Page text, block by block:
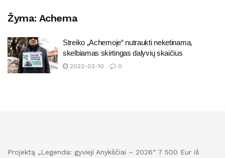
Žyma: Achema
Streiko „Achemoje“ nutraukti neketinama,
skelbiamas skirtingas dalyvių skaičius
2022-02-10 0
Projektą „Legenda: gyvieji Anykščiai – 2026“ 7 500 Eur iš